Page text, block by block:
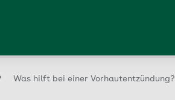
Was hilft bei einer Vorhautentzündung?